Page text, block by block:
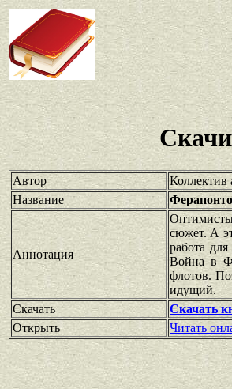
Автор
Коллектив
Название
Аннотация
сюжет. А
работа
Война в
флотов.
идущий.
Скачать
Скачать
Открыть
Читать